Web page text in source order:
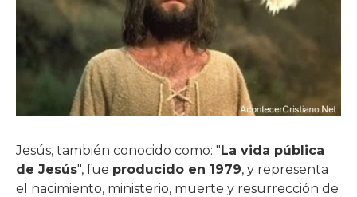
Jesús, también conocido como: "La vida pública
de Jesús", fue producido en 1979, y representa
el nacimiento, ministerio, muerte y resurrección de